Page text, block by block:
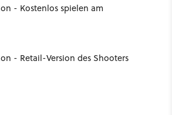
- Kostenlos spielen am
- Retail-Version des Shooters